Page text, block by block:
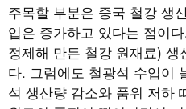
주목할 부분은 중국 철강 생
입은 증가하고 있다는 점이
정제해 만든 철강 원재료)
다. 그럼에도 철광석 수입이
석 생산량 감소와 품위 저하